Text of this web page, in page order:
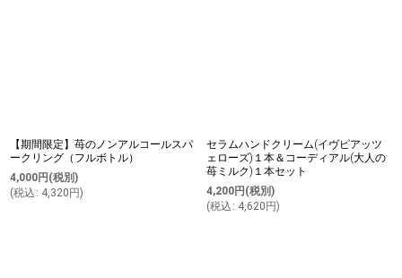
【期間限定】苺のノンアルコールスパ
ークリング（フルボトル）
4,000円 (税別)
(税込 : 4,320 円)
セラムハンドクリーム(イヴピアッツ
ェローズ)１本＆コーディアル(大人の
苺ミルク)１本セット
4,200円 (税別)
(税込 : 4,620 円)